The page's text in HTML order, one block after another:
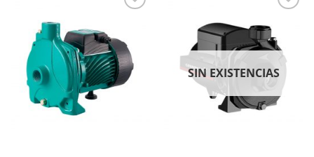
lista de
deseos
lista de
deseos
SIN EXISTENCIAS